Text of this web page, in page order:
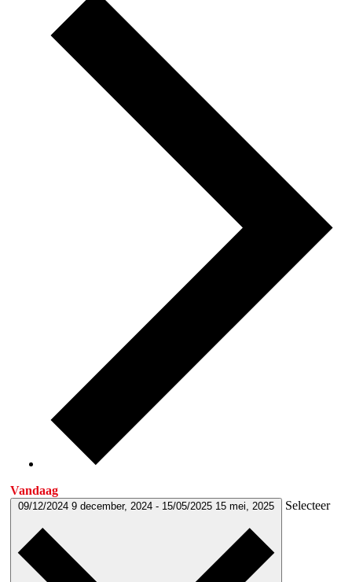
Vandaag
09/12/2024 9 december, 2024 - 15/05/2025 15 mei, 2025 Selecteer